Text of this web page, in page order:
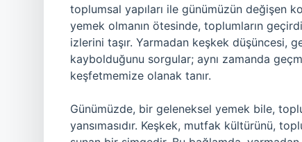
toplumsal yapıları ile günümüzün değişen
yemek olmanın ötesinde, toplumların
izlerini taşır. Yarmadan keşkek düşüncesi,
kaybolduğunu sorgular; aynı zamanda
keşfetmemize olanak tanır.
Günümüzde, bir geleneksel yemek bile,
yansımasıdır. Keşkek, mutfak kültürünü,